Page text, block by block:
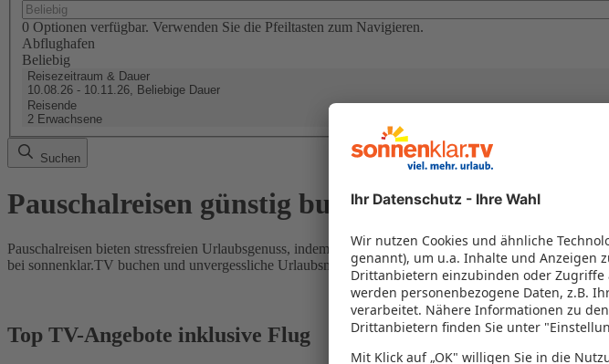
0 Optionen verfügbar. Verwenden Sie die Pfeiltasten zum Navigieren.
Abflughafen
Beliebig
Reisezeitraum & Dauer
10.08.26 - 10.11.26, Beliebige Dauer
Reisende
2 Erwachsene
Suchen
Pauschalreisen günstig buchen
Pauschalreisen bieten stressfreien Urlaubsgenuss, indem Flug und Hotel in einem Paket kombiniert
bei sonnenklar.TV buchen und unvergessliche Urlaubsmomente erleben!
Top TV-Angebote inklusive Flug